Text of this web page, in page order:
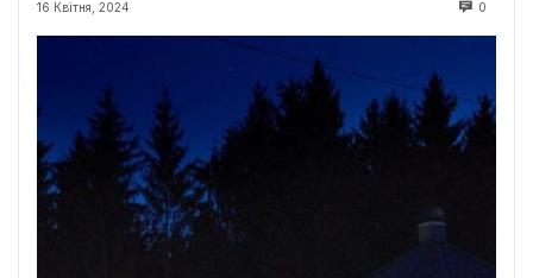
16 Квітня, 2024 0